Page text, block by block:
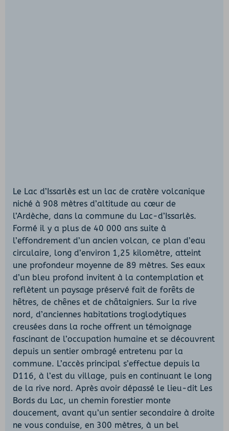
Le Lac d’Issarlès est un lac de cratère volcanique
niché à 908 mètres d’altitude au cœur de
l’Ardèche, dans la commune du Lac-d’Issarlès.
Formé il y a plus de 40 000 ans suite à
l’effondrement d’un ancien volcan, ce plan d’eau
circulaire, long d’environ 1,25 kilomètre, atteint
une profondeur moyenne de 89 mètres. Ses eaux
d’un bleu profond invitent à la contemplation et
reflètent un paysage préservé fait de forêts de
hêtres, de chênes et de châtaigniers. Sur la rive
nord, d’anciennes habitations troglodytiques
creusées dans la roche offrent un témoignage
fascinant de l’occupation humaine et se découvrent
depuis un sentier ombragé entretenu par la
commune. L’accès principal s’effectue depuis la
D116, à l’est du village, puis en continuant le long
de la rive nord. Après avoir dépassé le lieu-dit Les
Bords du Lac, un chemin forestier monte
doucement, avant qu’un sentier secondaire à droite
ne vous conduise, en 300 mètres, à un bel